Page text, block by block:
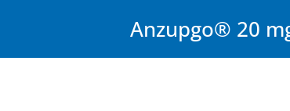
Anzupgo® 20